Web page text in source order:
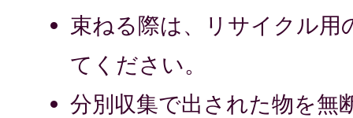
束ねる際は、リサイクル用
てください。
分別収集で出された物を無